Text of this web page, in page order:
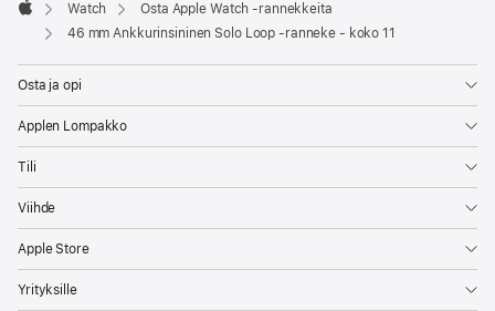
Apple
Watch
Osta Apple Watch ‑rannekkeita
46 mm Ankkurinsininen Solo Loop ‑ranneke - koko 11
Osta ja opi
Applen Lompakko
Tili
Viihde
Apple Store
Yrityksille